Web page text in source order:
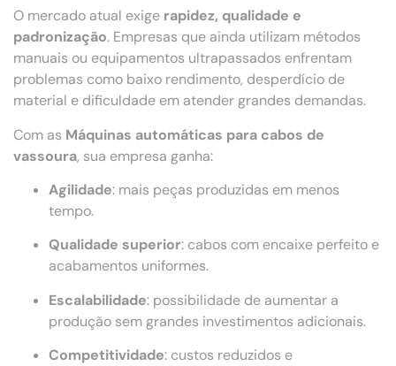
O mercado atual exige rapidez, qualidade e
padronização. Empresas que ainda utilizam métodos
manuais ou equipamentos ultrapassados enfrentam
problemas como baixo rendimento, desperdício de
material e dificuldade em atender grandes demandas.
Com as Máquinas automáticas para cabos de
vassoura, sua empresa ganha:
Agilidade: mais peças produzidas em menos
tempo.
Qualidade superior: cabos com encaixe perfeito e
acabamentos uniformes.
Escalabilidade: possibilidade de aumentar a
produção sem grandes investimentos adicionais.
Competitividade: custos reduzidos e